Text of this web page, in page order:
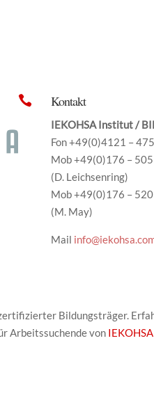
 Kontakt
IEKOHSA Institut /
Fon +49(0)4121 –
Mob +49(0)176 –
(D. Leichsenring)
Mob +49(0)176 –
(M. May)
Mail
Bildungsträger.
Arbeitssuchende von IEKOHSA